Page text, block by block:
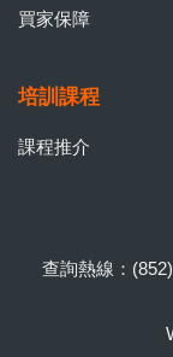
買家保障
培訓課程
課程推介
查詢熱線：